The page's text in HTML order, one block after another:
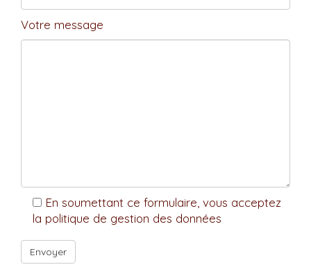
Votre message
En soumettant ce formulaire, vous acceptez
la politique de gestion des données